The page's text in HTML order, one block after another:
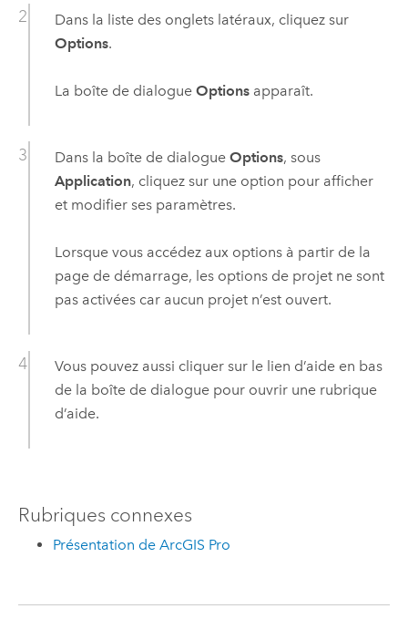
Dans la liste des onglets latéraux, cliquez sur
Options.
La boîte de dialogue Optionsapparaît.
Dans la boîte de dialogue Options, sous
Application, cliquez sur une option pour afficher
et modifier ses paramètres.
Lorsque vous accédez aux options à partir de la
page de démarrage, les options de projet ne sont
pas activées car aucun projet n’est ouvert.
Vous pouvez aussi cliquer sur le lien d’aide en bas
de la boîte de dialogue pour ouvrir une rubrique
d’aide.
Rubriques connexes
Présentation de ArcGIS Pro